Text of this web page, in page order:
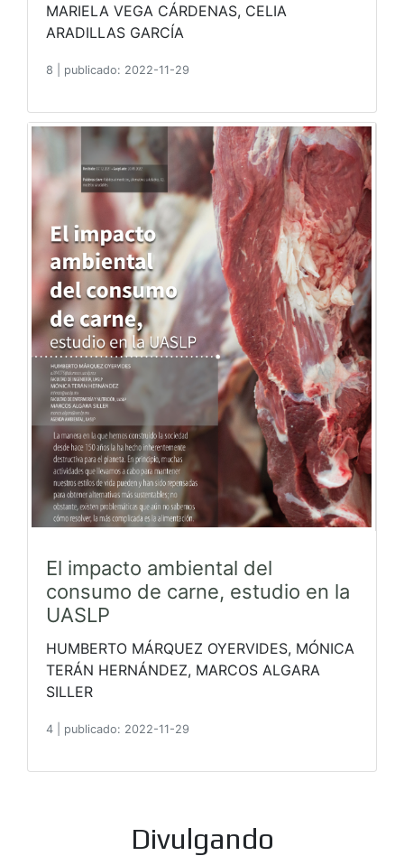
MARIELA VEGA CÁRDENAS, CELIA
ARADILLAS GARCÍA
8 publicado: 2022-11-29
El impacto ambiental del
consumo de carne, estudio en la
UASLP
HUMBERTO MÁRQUEZ OYERVIDES, MÓNICA
TERÁN HERNÁNDEZ, MARCOS ALGARA
SILLER
4 publicado: 2022-11-29
Divulgando